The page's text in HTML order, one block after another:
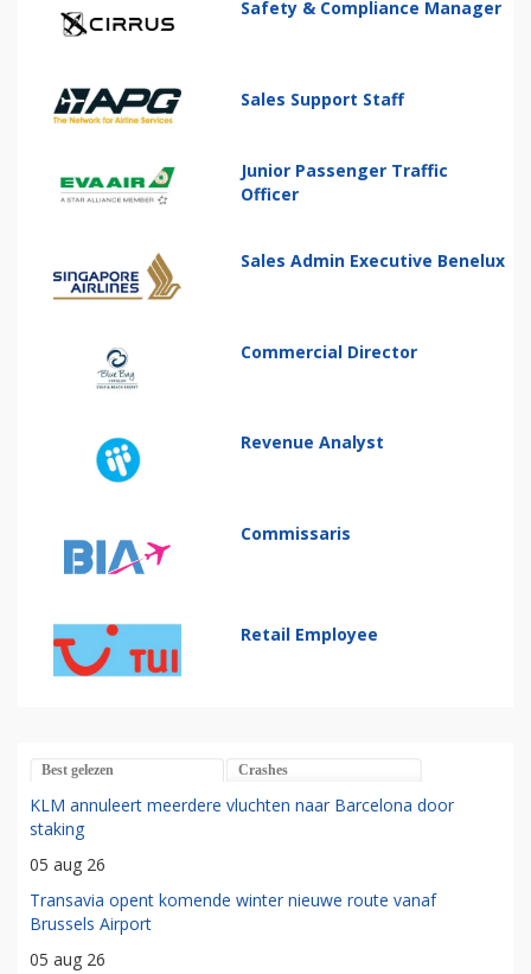
Safety & Compliance Manager
Sales Support Staff
Junior Passenger Traffic
Officer
Sales Admin Executive Benelux
Commercial Director
Revenue Analyst
Commissaris
Retail Employee
Best gelezen Crashes
KLM annuleert meerdere vluchten naar Barcelona door
staking
05 aug 26
Transavia opent komende winter nieuwe route vanaf
Brussels Airport
05 aug 26